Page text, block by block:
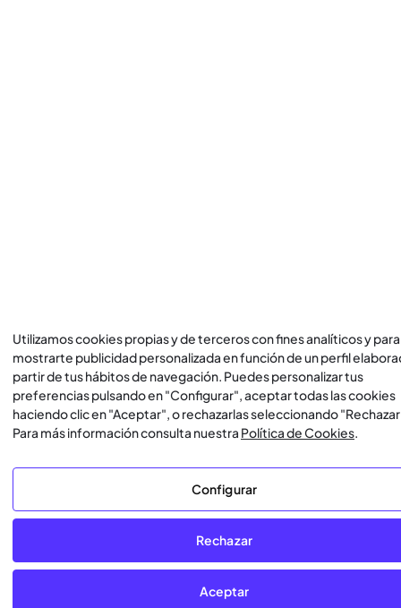
Utilizamos cookies propias y de terceros con fines analíticos y para
mostrarte publicidad personalizada en función de un perfil
partir de tus hábitos de navegación. Puedes personalizar tus
preferencias pulsando en "Configurar", aceptar todas las cookies
haciendo clic en "Aceptar", o rechazarlas seleccionando
Para más información consulta nuestra Política de Cookies.
Configurar
Rechazar
Aceptar